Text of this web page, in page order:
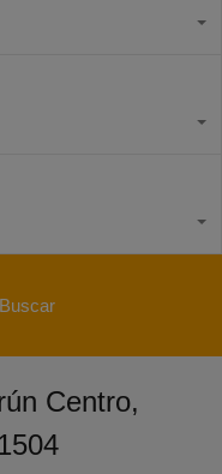
Buscar
Centro,